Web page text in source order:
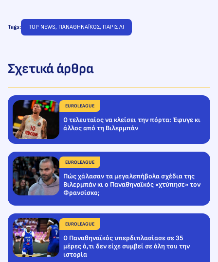
Tags: TOP NEWS, ΠΑΝΑΘΗΝΑΪΚΟΣ, ΠΑΡΙΣ ΛΙ
Σχετικά άρθρα
EUROLEAGUE
Ο τελευταίος να κλείσει την πόρτα: Έφυγε κι
άλλος από τη Βιλερμπάν
EUROLEAGUE
Πώς χάλασαν τα μεγαλεπήβολα σχέδια της
Βιλερμπάν κι ο Παναθηναϊκός «χτύπησε» τον
Φρανσίσκο;
EUROLEAGUE
Ο Παναθηναϊκός υπερδιπλασίασε σε 35
μέρες ό,τι δεν είχε συμβεί σε όλη του την
ιστορία